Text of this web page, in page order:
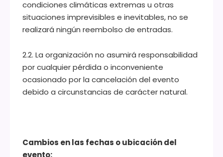
condiciones climáticas extremas u otras
situaciones imprevisibles e inevitables, no se
realizará ningún reembolso de entradas.
2.2. La organización no asumirá responsabilidad
por cualquier pérdida o inconveniente
ocasionado por la cancelación del evento
debido a circunstancias de carácter natural.
Cambios en las fechas o ubicación del
evento: